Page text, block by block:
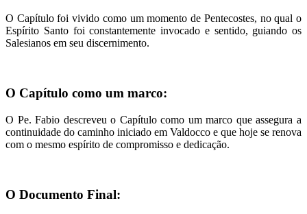
O Capítulo foi vivido como um momento de Pentecostes, no qual o
Espírito Santo foi constantemente invocado e sentido, guiando os
Salesianos em seu discernimento.
O Capítulo como um marco:
O Pe. Fabio descreveu o Capítulo como um marco que assegura a
continuidade do caminho iniciado em Valdocco e que hoje se renova
com o mesmo espírito de compromisso e dedicação.
O Documento Final: